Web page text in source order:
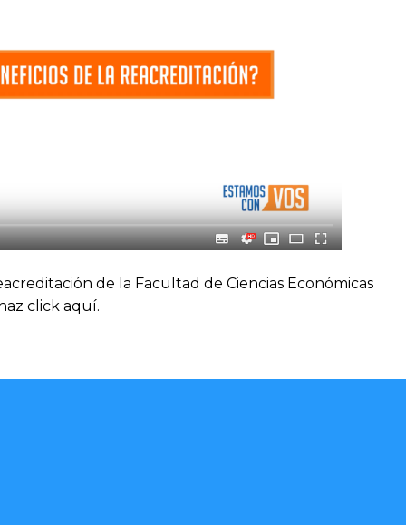
de la Facultad de Ciencias Económicas
click aquí.